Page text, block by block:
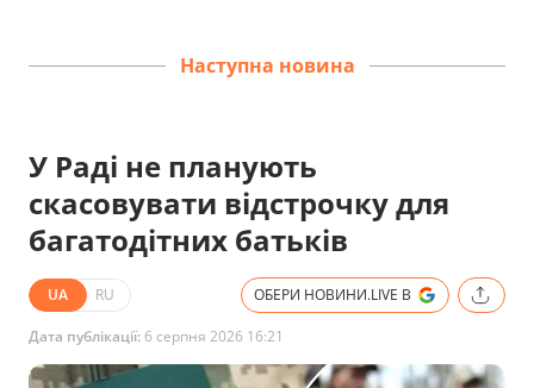
Наступна новина
У Раді не планують
скасовувати відстрочку для
багатодітних батьків
UA RU ОБЕРИ НОВИНИ.LIVE В
Дата публікації: 6 серпня 2026 16:21